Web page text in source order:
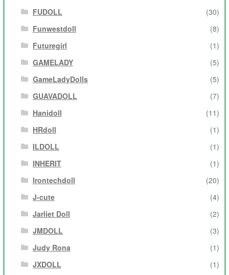
FUDOLL
(30)
Funwestdoll
(8)
Futuregirl
(1)
GAMELADY
(5)
GameLadyDolls
(5)
GUAVADOLL
(7)
Hanidoll
(11)
HRdoll
(1)
ILDOLL
(1)
INHERIT
(1)
Irontechdoll
(20)
J-cute
(4)
Jarliet Doll
(2)
JMDOLL
(3)
Judy Rona
(1)
JXDOLL
(1)